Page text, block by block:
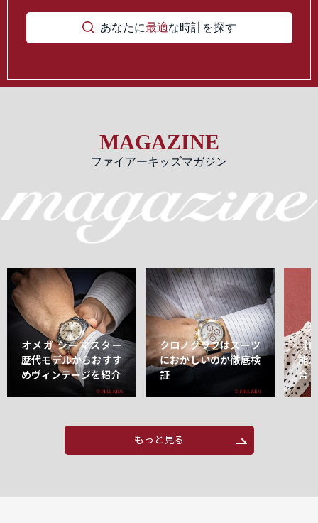
あなたに最適な時計を探す
MAGAZINE
ファイアーキッズマガジン
オメガ シーマスター
歴代モデルからおすす
めヴィンテージを紹介
クロノグラフはスーツ
におかしいのか徹底検
証
【
能
合
もっと見る